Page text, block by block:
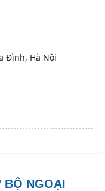
Đình, Hà Nội
BỘ NGOẠI